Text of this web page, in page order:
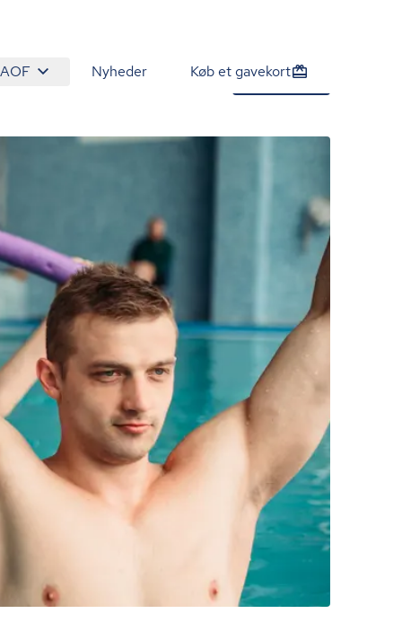
Nyheder Køb et gavekort
1.090 kr. /person Tilmeld nu